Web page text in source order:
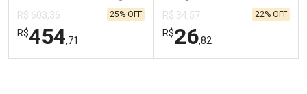
Ver Desconto Convênio
R$ 603,36
R$454,71
25% OFF
R$ 34,57
R$26,82
22% OFF